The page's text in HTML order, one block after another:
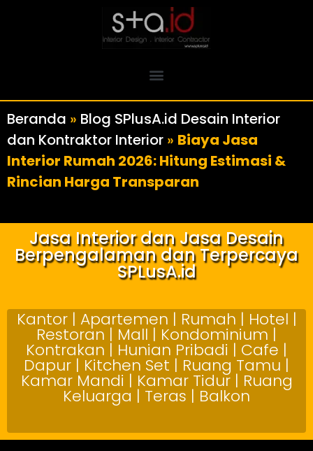
Beranda » Blog SPlusA.id Desain Interior
dan Kontraktor Interior » Biaya Jasa
Interior Rumah 2026: Hitung Estimasi &
Rincian Harga Transparan
Jasa Interior dan Jasa Desain
Berpengalaman dan Terpercaya
SPLusA.id
Kantor | Apartemen | Rumah | Hotel |
Restoran | Mall | Kondominium |
Kontrakan | Hunian Pribadi | Cafe |
Dapur | Kitchen Set | Ruang Tamu |
Kamar Mandi | Kamar Tidur | Ruang
Keluarga | Teras | Balkon